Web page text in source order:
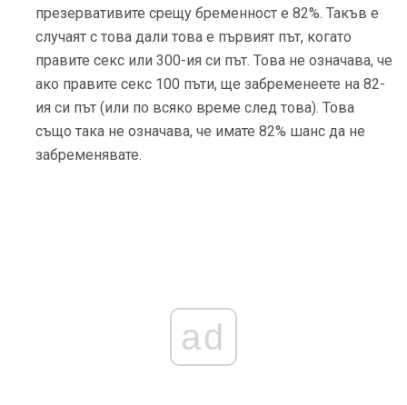
презервативите срещу бременност е 82%. Такъв е
случаят с това дали това е първият път, когато
правите секс или 300-ия си път. Това не означава, че
ако правите секс 100 пъти, ще забременеете на 82-
ия си път (или по всяко време след това). Това
също така не означава, че имате 82% шанс да не
забременявате.
ad